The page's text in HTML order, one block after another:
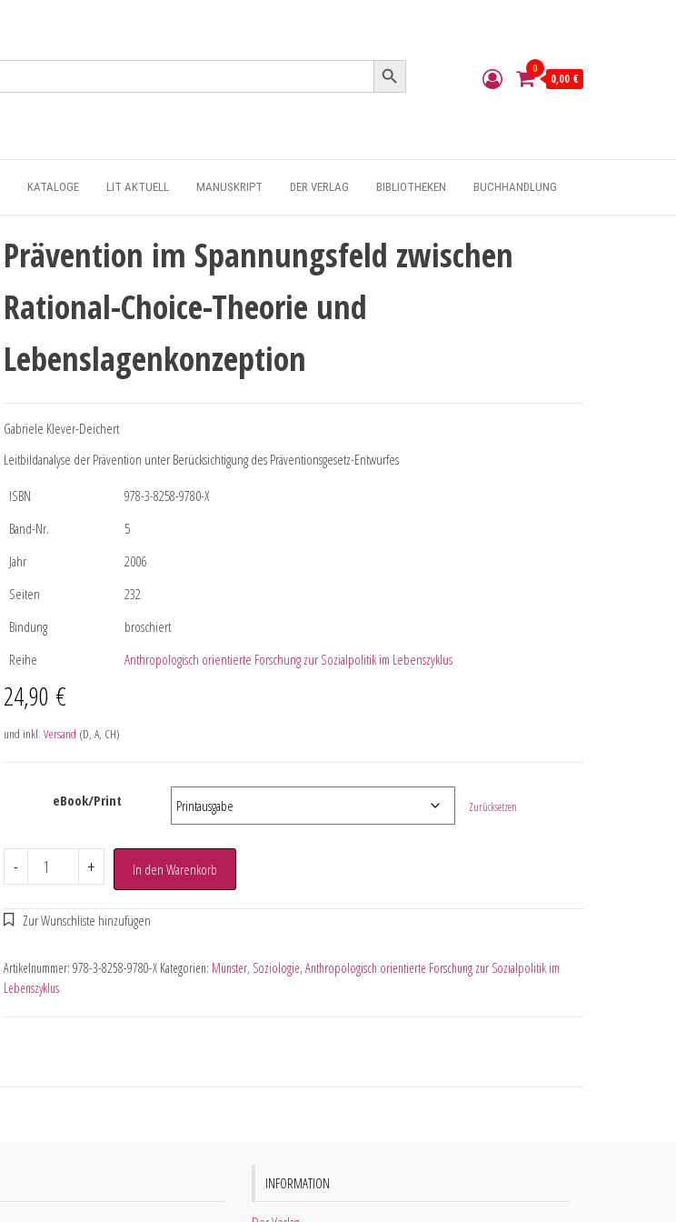
Search Button
0
0,00 €
KATALOGE LIT AKTUELL MANUSKRIPT DER VERLAG BIBLIOTHEKEN BUCHHANDLUNG
Prävention im Spannungsfeld zwischen
Rational-Choice-Theorie und
Lebenslagenkonzeption
Gabriele Klever-Deichert
Leitbildanalyse der Prävention unter Berücksichtigung des Präventionsgesetz-Entwurfes
ISBN
978-3-8258-9780-X
Band-Nr.
5
Jahr
2006
Seiten
232
Bindung
broschiert
Reihe
Anthropologisch orientierte Forschung zur Sozialpolitik im Lebenszyklus
24,90 €
und inkl. Versand (D, A, CH)
eBook/Print Zurücksetzen
- + In den Warenkorb
Artikelnummer: 978-3-8258-9780-X Kategorien: Münster, Soziologie, Anthropologisch orientierte Forschung zur Sozialpolitik im
Lebenszyklus
INFORMATION